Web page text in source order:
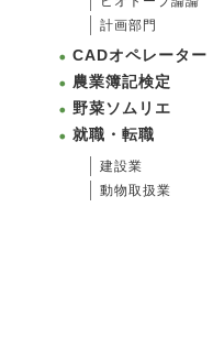
計画部門
CADオペレーター
農業簿記検定
野菜ソムリエ
就職・転職
建設業
動物取扱業